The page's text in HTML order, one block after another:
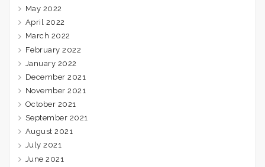
May 2022
April 2022
March 2022
February 2022
January 2022
December 2021
November 2021
October 2021
September 2021
August 2021
July 2021
June 2021